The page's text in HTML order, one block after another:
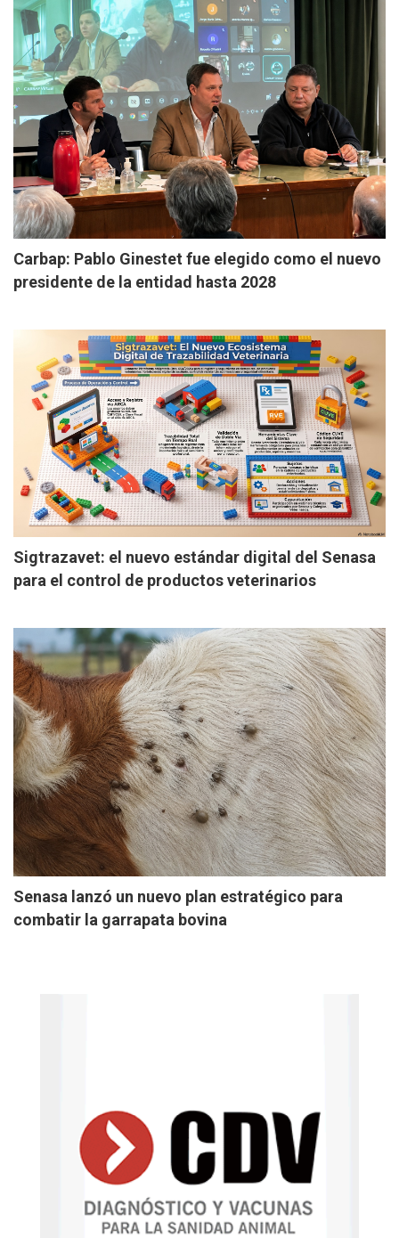
Carbap: Pablo Ginestet fue elegido como el nuevo
presidente de la entidad hasta 2028
Sigtrazavet: el nuevo estándar digital del Senasa
para el control de productos veterinarios
Senasa lanzó un nuevo plan estratégico para
combatir la garrapata bovina